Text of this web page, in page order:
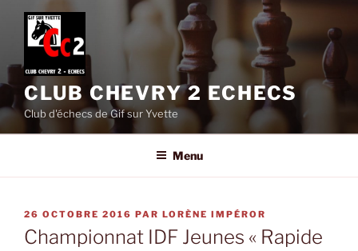
Aller
contenu
principal
CLUB CHEVRY 2 ECHECS
Club d'échecs de Gif sur Yvette
Menu
PUBLIÉ
LE
26 OCTOBRE 2016 PAR LORÈNE IMPÉROR
Championnat IDF Jeunes « Rapide